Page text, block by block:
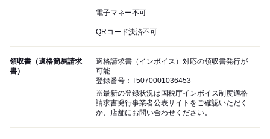
電子マネー不可
QRコード決済不可
領収書（適格簡易請求
書）
適格請求書（インボイス）対応の領収書発行が
可能
登録番号：T5070001036453
※最新の登録状況は国税庁インボイス制度適格
請求書発行事業者公表サイトをご確認いただく
か、店舗にお問い合わせください。